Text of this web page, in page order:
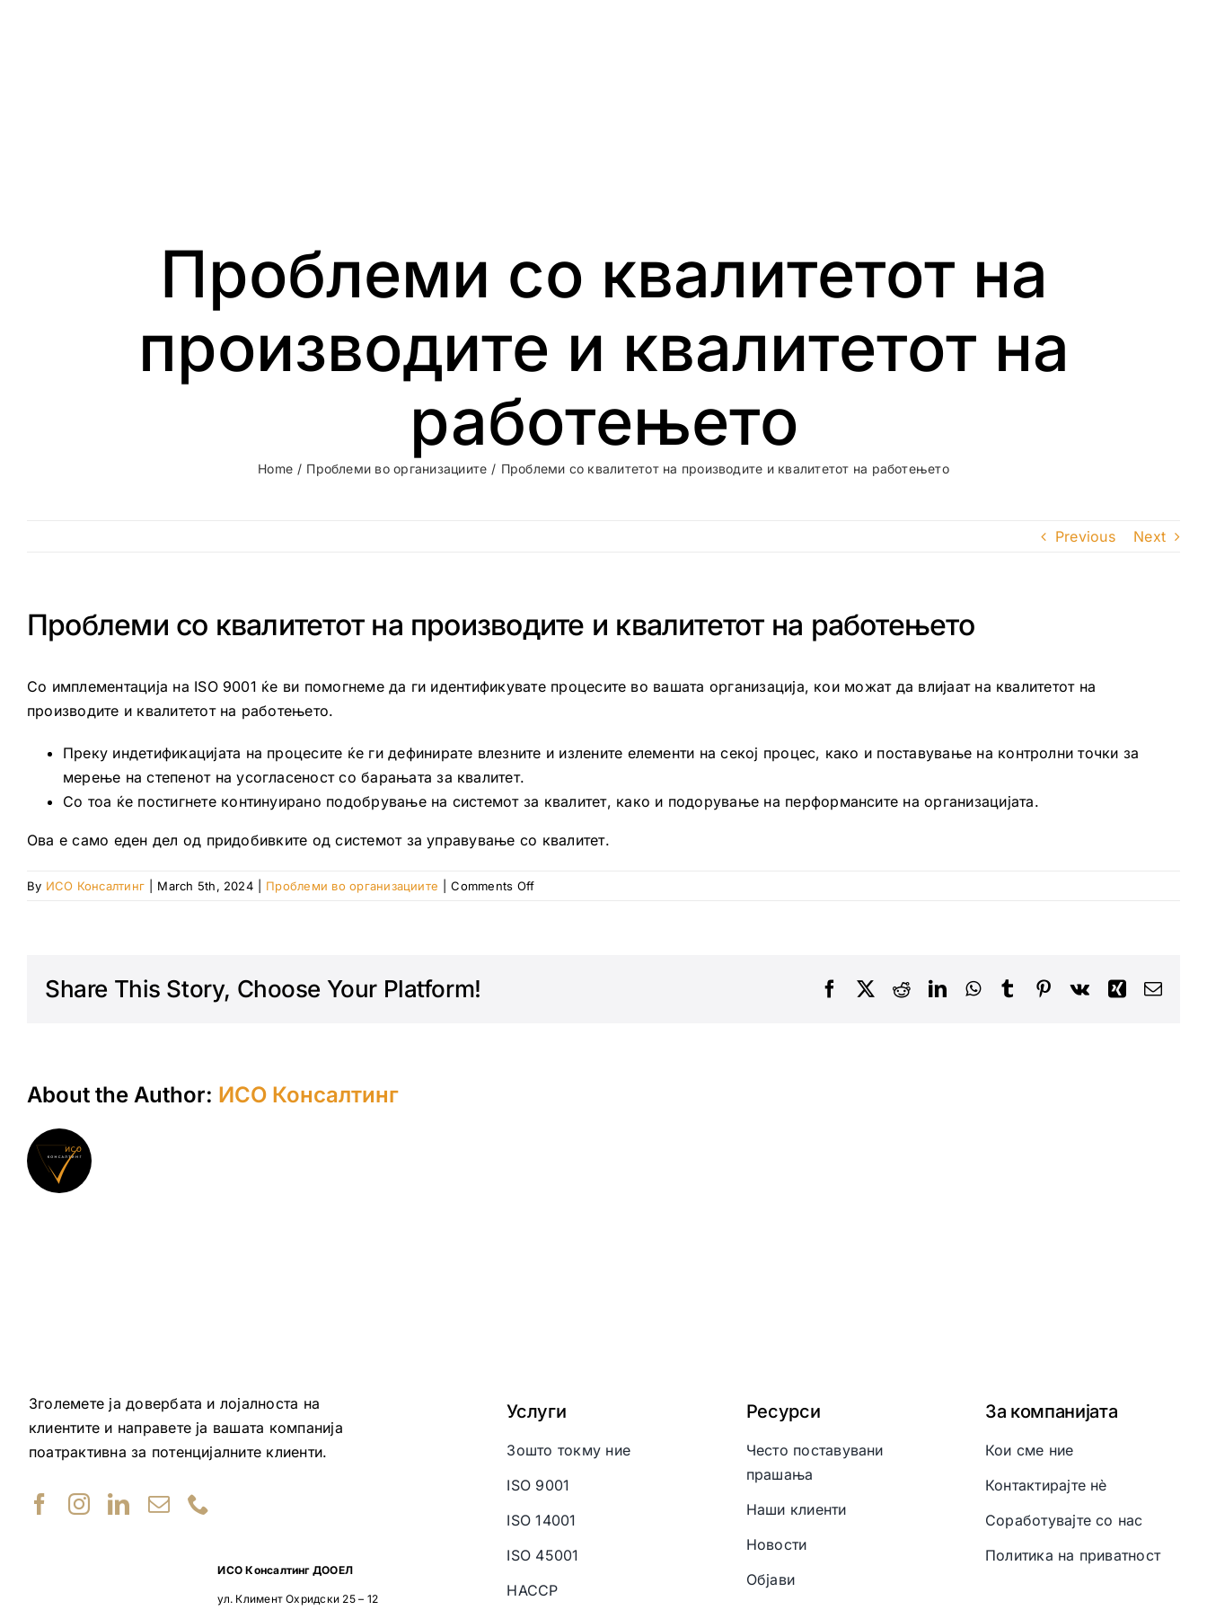
Проблеми со квалитетот на
производите и квалитетот на
работењето
Home Проблеми во организациите Проблеми со квалитетот на производите и квалитетот на работењето
Previous Next
Проблеми со квалитетот на производите и квалитетот на работењето
Со имплементација на ISO 9001 ќе ви помогнеме да ги идентификувате процесите во вашата организација, кои можат да влијаат на квалитетот на
производите и квалитетот на работењето.
Преку индетификацијата на процесите ќе ги дефинирате влезните и излените елементи на секој процес, како и поставување на контролни точки за
мерење на степенот на усогласеност со барањата за квалитет.
Со тоа ќе постигнете континуирано подобрување на системот за квалитет, како и подорување на перформансите на организацијата.
Ова е само еден дел од придобивките од системот за управување со квалитет.
By ИСО Консалтинг March 5th, 2024 Проблеми во организациите Comments Offon
Share This Story, Choose Your Platform! FacebookRedditLinkedInWhatsApp
TumblrPinterest
Vk XingEmail
About the Author: ИСО Консалтинг
Зголемете ја довербата и лојалноста на
клиентите и направете ја вашата компанија
поатрактивна за потенцијалните клиенти.
ИСО Консалтинг ДООЕЛ
ул. Климент Охридски 25 – 12
Услуги
Зошто токму ние
ISO 9001
ISO 14001
ISO 45001
HACCP
Ресурси
Често поставувани
прашања
Наши клиенти
Новости
Објави
За компанијата
Кои сме ние
Контактирајте нè
Соработувајте со нас
Политика на приватност